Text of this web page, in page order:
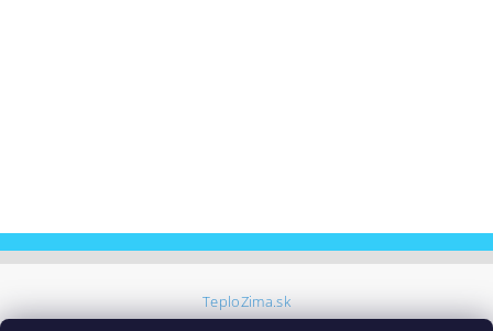
TeploZima.sk